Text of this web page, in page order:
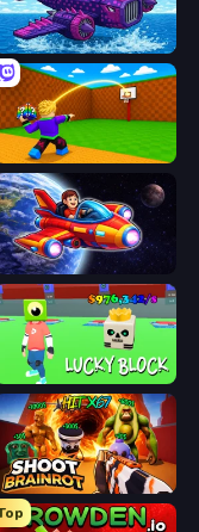
Obby Plane Power Challenge: Fly
Throw a Lucky Block
Obby Space Challenge: Starships
Lucky Block
Shoot Brainrot